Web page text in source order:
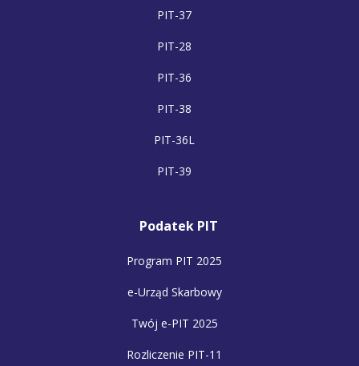
PIT-37
PIT-28
PIT-36
PIT-38
PIT-36L
PIT-39
Podatek PIT
Program PIT 2025
e-Urząd Skarbowy
Twój e-PIT 2025
Rozliczenie PIT-11